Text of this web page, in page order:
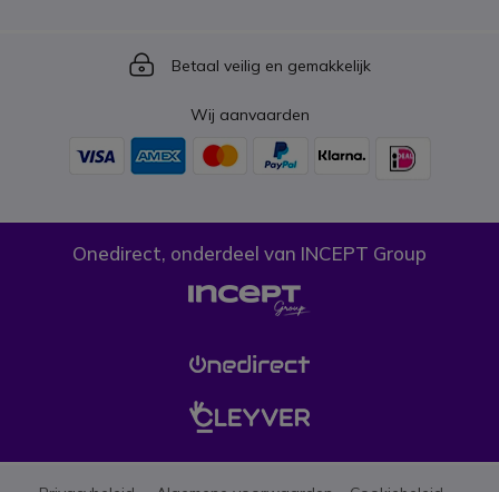
Icon
Betaal veilig en gemakkelijk
Wij aanvaarden
Onedirect, onderdeel van INCEPT Group